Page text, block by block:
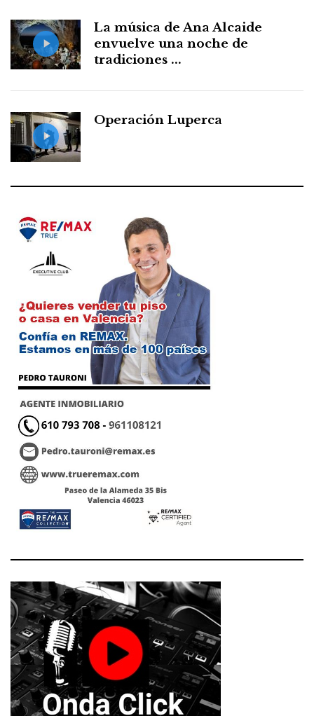
La música de Ana Alcaide
envuelve una noche de
tradiciones ...
Operación Luperca